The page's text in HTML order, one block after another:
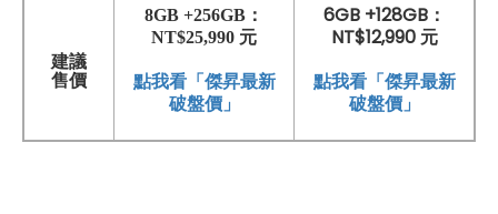
建議
售價
8GB +256GB：
NT$25,990 元
點我看「傑昇最新
破盤價」
6GB +128GB：
NT$12,990 元
點我看「傑昇最新
破盤價」